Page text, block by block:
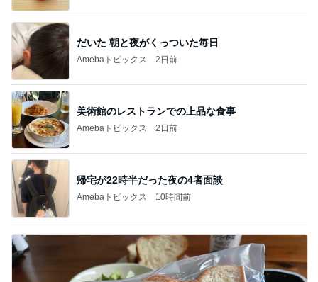
だいた 朝と夜がくっついた毎日
Amebaトピックス 2日前
美術館のレストランでの上品な食事
Amebaトピックス 2日前
帰宅が22時半だった夜の4者面談
Amebaトピックス 10時間前